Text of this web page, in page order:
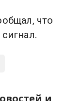
что